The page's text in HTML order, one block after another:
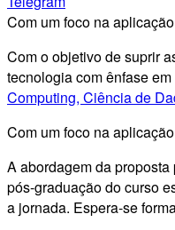
Com um foco na
Com o objetivo de suprir
tecnologia com ênfase
Computing, Ciência de
Com um foco na
A abordagem da
pós-graduação do curso
a jornada. Espera-se